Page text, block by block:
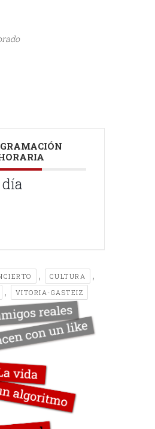
///
, CULTURA ,
, VITORIA-GASTEIZ